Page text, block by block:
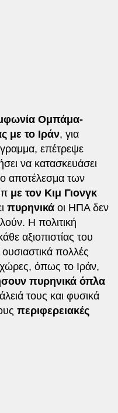
Ομπάμα-
με το Ιράν, για
επέτρεψε
να κατασκευάσει
αποτέλεσμα των
με τον Κιμ Γιονγκ
πυρηνικά οι ΗΠΑ δεν
Η πολιτική
αξιοπιστίας του
ουσιαστικά πολλές
χώρες, όπως το Ιράν,
πυρηνικά όπλα
τους και φυσικά
περιφερειακές